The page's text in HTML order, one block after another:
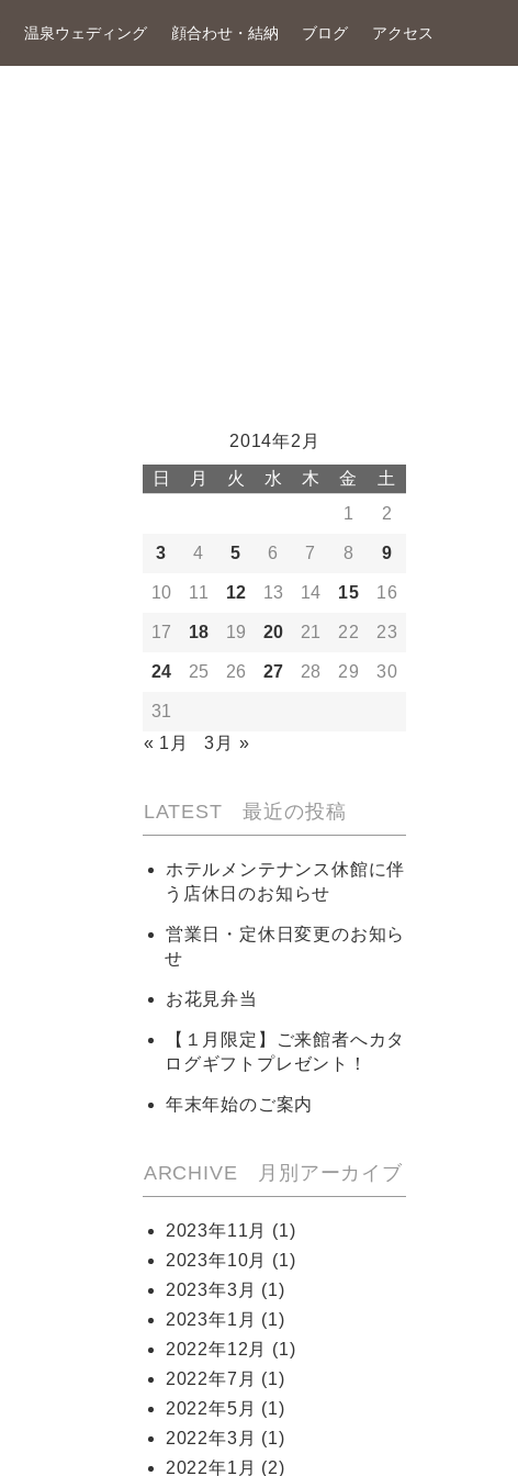
温泉ウェディング 顔合わせ・結納 ブログ アクセス
2014年2月
日
月 火 水 木 金
土
1
2
3 4 5 6 7 8 9
10 11 12 13 14 15 16
17 18 19 20 21 22 23
24 25 26 27 28 29 30
31
« 1月
3月 »
LATEST 最近の投稿
ホテルメンテナンス休館に伴
う店休日のお知らせ
営業日・定休日変更のお知ら
せ
お花見弁当
【１月限定】ご来館者へカタ
ログギフトプレゼント！
年末年始のご案内
ARCHIVE 月別アーカイブ
2023年11月
(1)
2023年10月
(1)
2023年3月 (1)
2023年1月 (1)
2022年12月
(1)
2022年7月 (1)
2022年5月 (1)
2022年3月 (1)
2022年1月 (2)